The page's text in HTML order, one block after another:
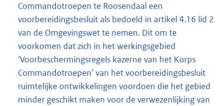
K
b
Commandotroepen te Roosendaal een
voorbereidingsbesluit als bedoeld in artikel 4.16 lid 2
van de Omgevingswet te nemen. Dit om te
voorkomen dat zich in het werkingsgebied
‘Voorbeschermingsregels kazerne van het Korps
Commandotroepen’ van het voorbereidingsbesluit
ruimtelijke ontwikkelingen voordoen die het gebied
minder geschikt maken voor de verwezenlijking van